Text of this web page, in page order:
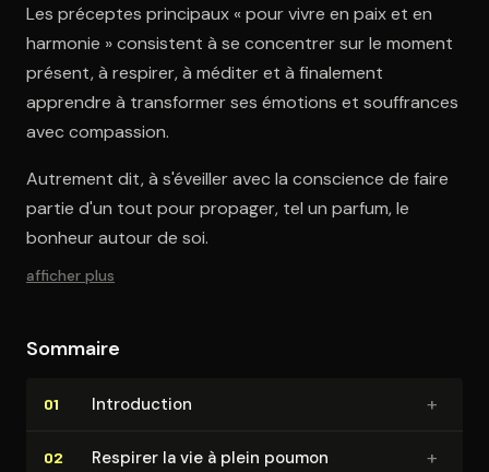
Les préceptes principaux « pour vivre en paix et en
harmonie » consistent à se concentrer sur le moment
présent, à respirer, à méditer et à finalement
apprendre à transformer ses émotions et souffrances
avec compassion.
Autrement dit, à s'éveiller avec la conscience de faire
partie d'un tout pour propager, tel un parfum, le
bonheur autour de soi.
afficher plus
Sommaire
01 In­tro­duc­tion +
02 Respirer la vie à plein poumon +